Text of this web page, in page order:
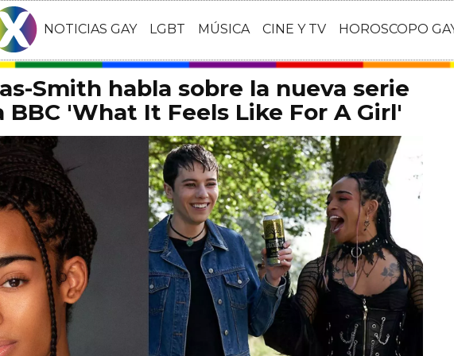
NOTICIAS GAY LGBT MÚSICA CINE Y TV HOROSCOPO
Smith habla sobre la nueva serie
BBC 'What It Feels Like For A Girl'